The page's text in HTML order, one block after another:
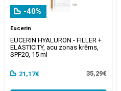
-40%
Eucerin
EUCERIN HYALURON - FILLER +
ELASTICITY, acu zonas krēms,
SPF20, 15 ml
21,17€ 35,29€